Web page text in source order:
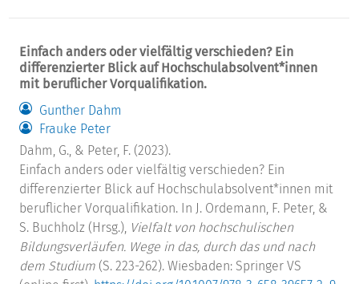
Einfach anders oder vielfältig verschieden? Ein
differenzierter Blick auf Hochschulabsolvent*innen
mit beruflicher Vorqualifikation.
Gunther Dahm
Frauke Peter
Dahm, G., & Peter, F. (2023).
Einfach anders oder vielfältig verschieden? Ein
differenzierter Blick auf Hochschulabsolvent*innen mit
beruflicher Vorqualifikation. In J. Ordemann, F. Peter, &
S. Buchholz (Hrsg.), Vielfalt von hochschulischen
Bildungsverläufen. Wege in das, durch das und nach
dem Studium (S. 223-262). Wiesbaden: Springer VS